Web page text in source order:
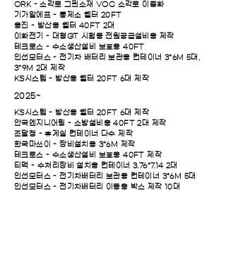
ORK - 소각로 그린소재 VOC 소각로 이중화
기가알에프 - 통제소 쉘터 20FT
용진 - 방산용 쉘터 40FT 2대
이화전기 - 대형GT 시험동 전원공급설비용 제작
테크로스 - 수소생산설비 보호용 40FT
인선모터스 - 전기차 배터리 보관용 컨테이너 3*6M 5대,
3*9M 2대 제작
KS시스템 - 방산용 쉘터 20FT 6대 제작
2025~
KS시스템 - 방산용 쉘터 20FT 6대 제작
안국엔지니어링 - 소방설비용 40FT 2대 제작
조달청 - 휴게실 컨테이너 다수 제작
한국마쓰이 - 장비설치용 3*6M 제작
테크로스 - 수소생산설비 보호용 40FT 제작
티맥 - 수처리장비 설치용 컨테이너 3.76*7.14 2대
인선모터스 - 전기차배터리 보관용 컨테이너 3*6M 5대
​인선모터스 - 전기차배터리 이동용 박스 제작 10대